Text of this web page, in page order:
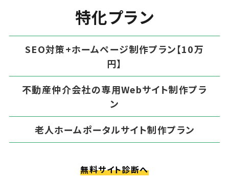
特化プラン
SEO対策+ホームページ制作プラン【10万
円】
不動産仲介会社の専用Webサイト制作プラ
ン
老人ホームポータルサイト制作プラン
無料サイト診断へ